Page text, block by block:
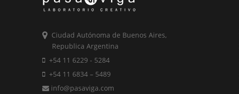
Ciudad Autónoma de Buenos Aires,
Republica Argentina
+54 11 6229 - 5284
+54 11 6834 – 5489
info@pasaviga.com